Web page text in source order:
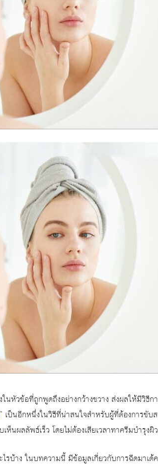
นหัวข้อที่ถูกพูดถึงอย่างกว้างขวาง ส่งผลให้มีวิธี
” เป็นอีกหนึ่งในวิธีที่น่าสนใจสำหรับผู้ที่ต้องการขั
นผลลัพธ์เร็ว โดยไม่ต้องเสียเวลาทาครีมบำรุงผิ
รบ้าง ในบทความนี้ มีข้อมูลเกี่ยวกับการฉีดมาเด้